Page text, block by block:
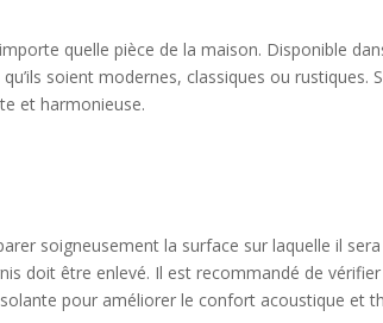
quelle pièce de la maison. Disponible
soient modernes, classiques ou
et harmonieuse.
soigneusement la surface sur laquelle il
doit être enlevé. Il est recommandé de
pour améliorer le confort acoustique et